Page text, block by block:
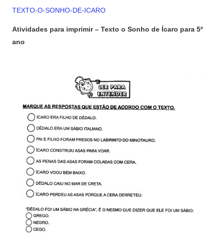
TEXTO-O-SONHO-DE-ICARO
Atividades para imprimir – Texto o Sonho de Ícaro para 5º
ano